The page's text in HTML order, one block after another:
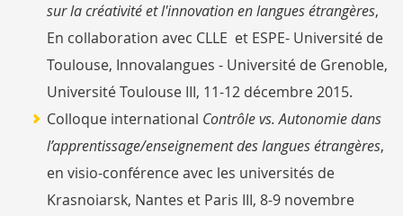
sur la créativité et l'innovation en langues étrangères,
En collaboration avec CLLE et ESPE- Université de
Toulouse, Innovalangues - Université de Grenoble,
Université Toulouse III, 11-12 décembre 2015.
Colloque international Contrôle vs. Autonomie dans
l’apprentissage/enseignement des langues étrangères,
en visio-conférence avec les universités de
Krasnoiarsk, Nantes et Paris III, 8-9 novembre